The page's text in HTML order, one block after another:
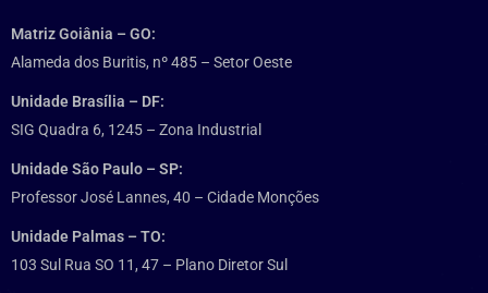
Matriz Goiânia – GO:
Alameda dos Buritis, nº 485 – Setor Oeste
Unidade Brasília – DF:
SIG Quadra 6, 1245 – Zona Industrial
Unidade São Paulo – SP:
Professor José Lannes, 40 – Cidade Monções
Unidade Palmas – TO:
103 Sul Rua SO 11, 47 – Plano Diretor Sul